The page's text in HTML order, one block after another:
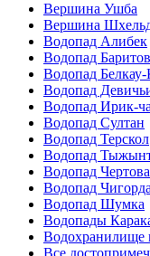
Вершина Ушба
Вершина
Водопад Алибек
Водопад
Водопад Белкау-
Водопад
Водопад Ирик-
Водопад Султан
Водопад Терскол
Водопад
Водопад
Водопад
Водопад Шумка
Водопады
Водохранилище
Все